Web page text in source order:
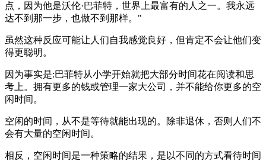
点，因为他是沃伦·巴菲特，世界上最富有的人之一。我永远
达不到那一步，也做不到那样。"
虽然这种反应可能让人们自我感觉良好，但肯定不会让他们变
得更聪明。
因为事实是:巴菲特从小学开始就把大部分时间花在阅读和思
考上。拥有更多的钱或管理一家大公司，并不能给你更多的空
闲时间。
空闲的时间，从不是等待就能出现的。除非退休，否则人们不
会有大量的空闲时间。
相反，空闲时间是一种策略的结果，是以不同的方式看待时间